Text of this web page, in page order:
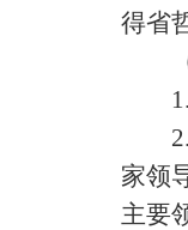
得省
（
1.
2.
家领
主要